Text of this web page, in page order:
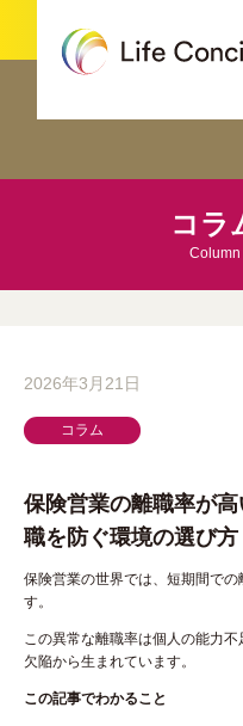
コラ
Column
2026年3月21日
コラム
保険営業の離職率が
職を防ぐ環境の選び方
保険営業の世界では、短期間で
す。
この異常な離職率は個人の能力
欠陥から生まれています。
この記事でわかること